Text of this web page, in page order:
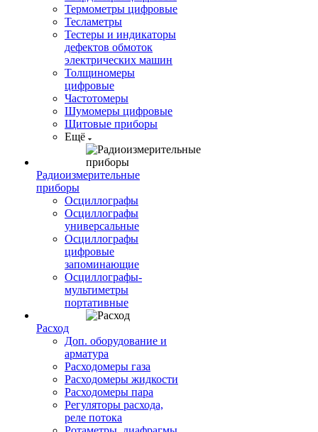
Термометры цифровые
Тесламетры
Тестеры и индикаторы
дефектов обмоток
электрических машин
Толщиномеры
цифровые
Частотомеры
Шумомеры цифровые
Щитовые приборы
Ещё
Радиоизмерительные
приборы
Осциллографы
Осциллографы
универсальные
Осциллографы
цифровые
запоминающие
Осциллографы-
мультиметры
портативные
Расход
Доп. оборудование и
арматура
Расходомеры газа
Расходомеры жидкости
Расходомеры пара
Регуляторы расхода,
реле потока